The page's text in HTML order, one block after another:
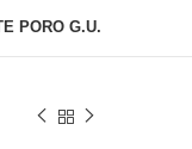
PORO G.U.